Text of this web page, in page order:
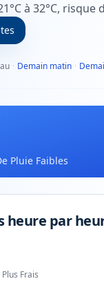
à 32°C, risque
· Demain matin ·
Pluie Faibles
heure par
Frais